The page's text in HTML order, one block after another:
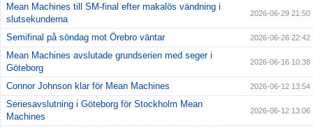
Mean Machines till SM-final efter makalös vändning i
slutsekunderna
2026-06-29 21:50
Semifinal på söndag mot Örebro väntar 2026-06-26 22:42
Mean Machines avslutade grundserien med seger i
Göteborg
2026-06-16 10:38
Connor Johnson klar för Mean Machines 2026-06-12 13:54
Seriesavslutning i Göteborg för Stockholm Mean
Machines
2026-06-12 13:06